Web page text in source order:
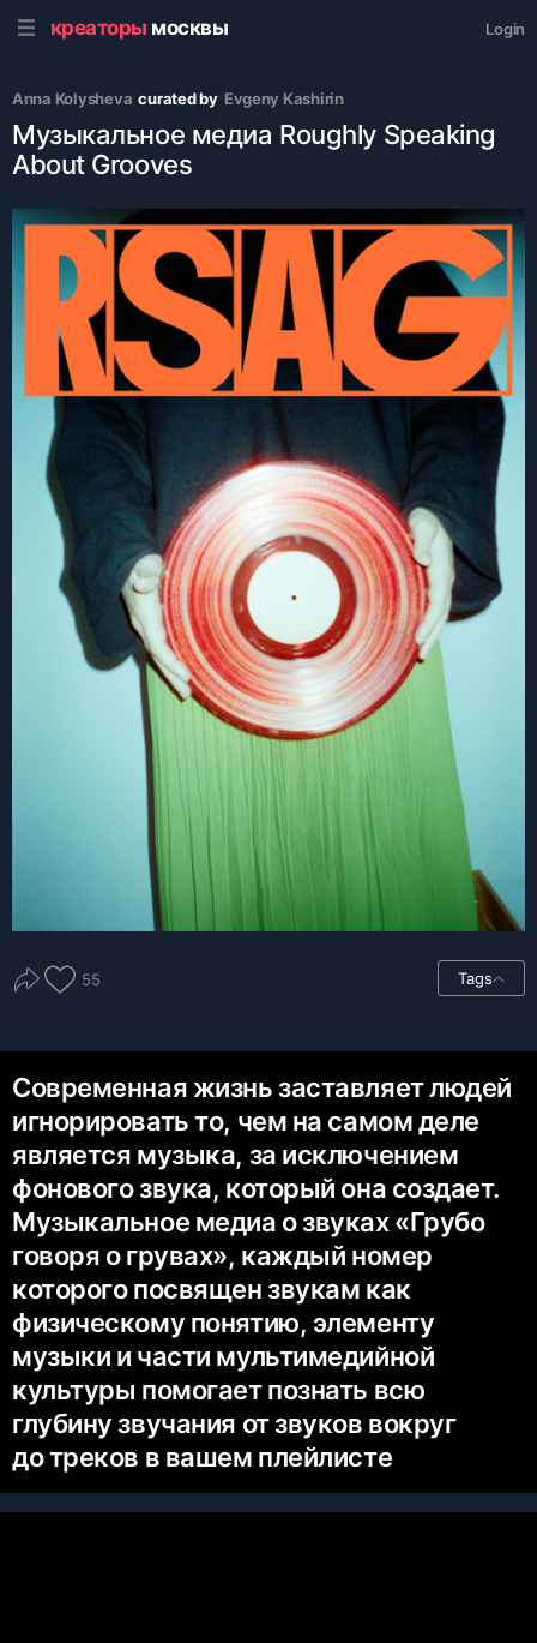
креаторы москвы Login
Anna Kolysheva curated by Evgeny Kashirin
Музыкальное медиа Roughly Speaking
About Grooves
55 Tags
Современная жизнь заставляет людей
игнорировать то, чем на самом деле
является музыка, за исключением
фонового звука, который она создает.
Музыкальное медиа о звуках «Грубо
говоря о грувах», каждый номер
которого посвящен звукам как
физическому понятию, элементу
музыки и части мультимедийной
культуры помогает познать всю
глубину звучания от звуков вокруг
до треков в вашем плейлисте